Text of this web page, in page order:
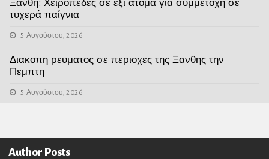
τυχερά παίγνια
5 Αυγούστου, 2026
Διακοπη ρευματος σε περιοχες της Ξανθης την
Πεμπτη
5 Αυγούστου, 2026
Author Posts